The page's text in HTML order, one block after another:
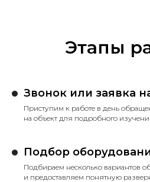
Этапы
Звонок или заявка
Приступим к работе в день
на объект для подробного
Подбор
Подбираем несколько вариантов
и предоставляем понятную